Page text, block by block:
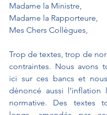
Madame la Ministre,
Madame la Rapporteure,
Mes Chers Collègues,
Trop de textes, trop de
contraintes. Nous avons
ici sur ces bancs et
dénoncé aussi l’inflation
normative. Des textes